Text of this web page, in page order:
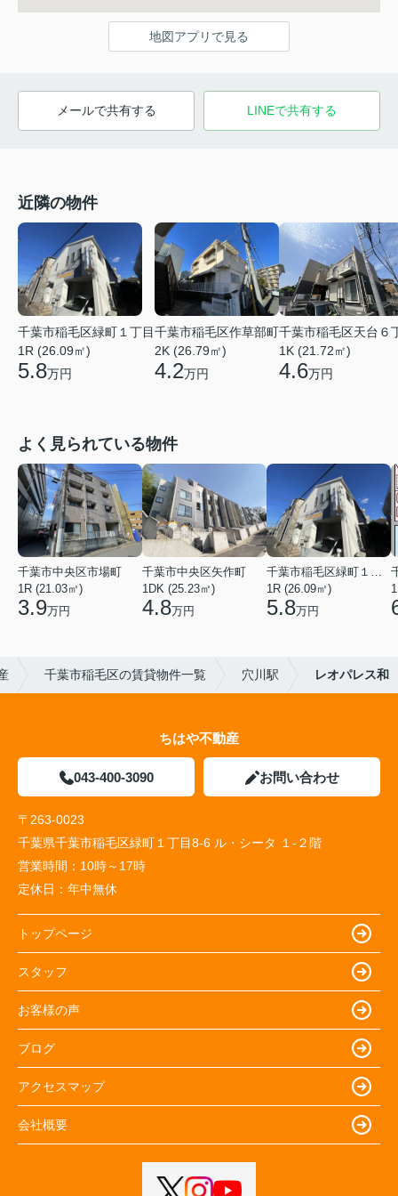
地図アプリで見る
メールで共有する LINEで共有する
近隣の物件
千葉市稲毛区緑町１丁目
1R (26.09㎡)
5.8万円
千葉市稲毛区作草部町
2K (26.79㎡)
4.2万円
千葉市稲毛区天台６
1K (21.72㎡)
4.6万円
よく見られている物件
千葉市中央区市場町
1R (21.03㎡)
3.9万円
千葉市中央区矢作町
1DK (25.23㎡)
4.8万円
千葉市稲毛区緑町１丁目
1R (26.09㎡)
5.8万円
千葉市稲毛区の賃貸物件一覧 穴川駅 レオパレス和
ちはや不動産
043-400-3090 お問い合わせ
〒263-0023
千葉県千葉市稲毛区緑町１丁目8-6 ル・シータ １-２階
営業時間： 10時～17時
定休日： 年中無休
トップページ
スタッフ
お客様の声
ブログ
アクセスマップ
会社概要